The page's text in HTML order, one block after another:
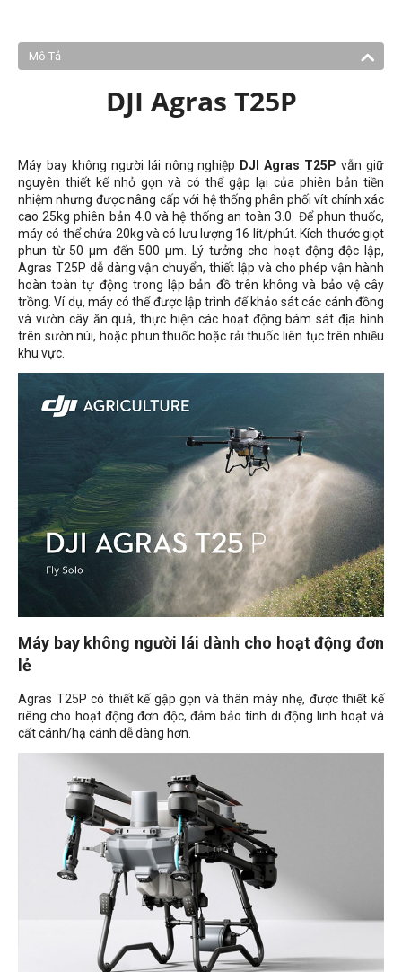
Mô Tả
DJI Agras T25P
Máy bay không người lái nông nghiệp DJI Agras T25P vẫn giữ
nguyên thiết kế nhỏ gọn và có thể gập lại của phiên bản tiền
nhiệm nhưng được nâng cấp với hệ thống phân phối vít chính xác
cao 25​​kg phiên bản 4.0 và hệ thống an toàn 3.0. Để phun thuốc,
máy có thể chứa 20kg và có lưu lượng 16 lít/phút. Kích thước giọt
phun từ 50 μm đến 500 μm. Lý tưởng cho hoạt động độc lập,
Agras T25P dễ dàng vận chuyển, thiết lập và cho phép vận hành
hoàn toàn tự động trong lập bản đồ trên không và bảo vệ cây
trồng. Ví dụ, máy có thể được lập trình để khảo sát các cánh đồng
và vườn cây ăn quả, thực hiện các hoạt động bám sát địa hình
trên sườn núi, hoặc phun thuốc hoặc rải thuốc liên tục trên nhiều
khu vực.
Máy bay không người lái dành cho hoạt động đơn
lẻ
Agras T25P có thiết kế gập gọn và thân máy nhẹ, được thiết kế
riêng cho hoạt động đơn độc, đảm bảo tính di động linh hoạt và
cất cánh/hạ cánh dễ dàng hơn.